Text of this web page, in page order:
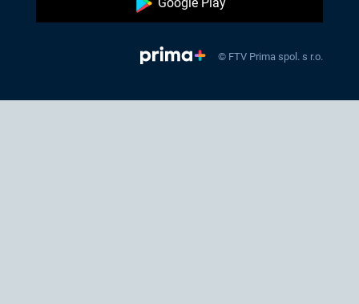
© FTV Prima spol. s r.o.